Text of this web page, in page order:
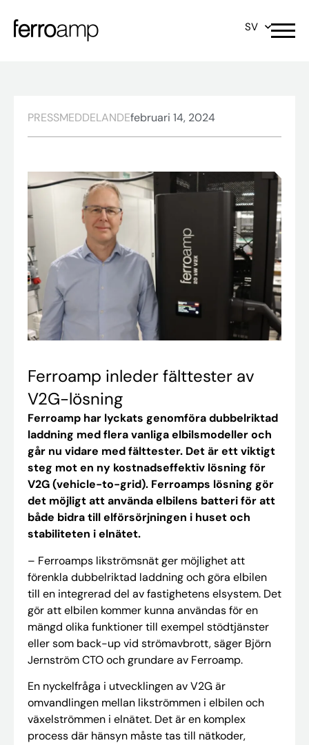
SV
PRESSMEDDELANDEfebruari 14, 2024
Ferroamp inleder fälttester av
V2G-lösning
Ferroamp har lyckats genomföra dubbelriktad
laddning med flera vanliga elbilsmodeller och
går nu vidare med fälttester. Det är ett viktigt
steg mot en ny kostnadseffektiv lösning för
V2G (vehicle-to-grid). Ferroamps lösning gör
det möjligt att använda elbilens batteri för att
både bidra till elförsörjningen i huset och
stabiliteten i elnätet.
– Ferroamps likströmsnät ger möjlighet att
förenkla dubbelriktad laddning och göra elbilen
till en integrerad del av fastighetens elsystem. Det
gör att elbilen kommer kunna användas för en
mängd olika funktioner till exempel stödtjänster
eller som back-up vid strömavbrott, säger Björn
Jernström CTO och grundare av Ferroamp.
En nyckelfråga i utvecklingen av V2G är
omvandlingen mellan likströmmen i elbilen och
växelströmmen i elnätet. Det är en komplex
process där hänsyn måste tas till nätkoder,